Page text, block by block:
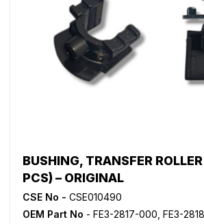
BUSHING, TRANSFER
PCS) – ORIGINAL
CSE No - CSE010490
OEM Part No - FE3-2817-000, FE3-